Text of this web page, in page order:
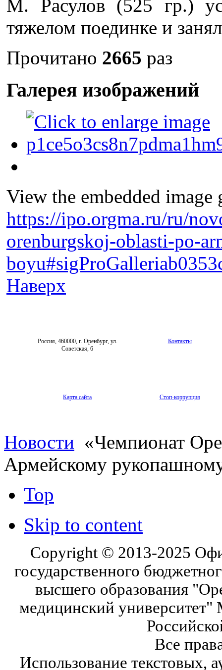
М. Расулов (525 гр.)
тяжелом поединке и
Прочитано 2665 раз
Галерея изображений
View the embedded
https://ipo.orgma.ru/ru/
orenburgskoj-oblasti-po-
Наверх
Россия, 460000, г. Оренбург, ул.
Советская, 6
Контакты
Карта сайта Стоп-коррупция
Новости «Чемпионат
Армейскому
Top
Skip to content
Copyright © 2013-2025
государственного
высшего образования
медицинский университет"
Все
Использование текстовых,